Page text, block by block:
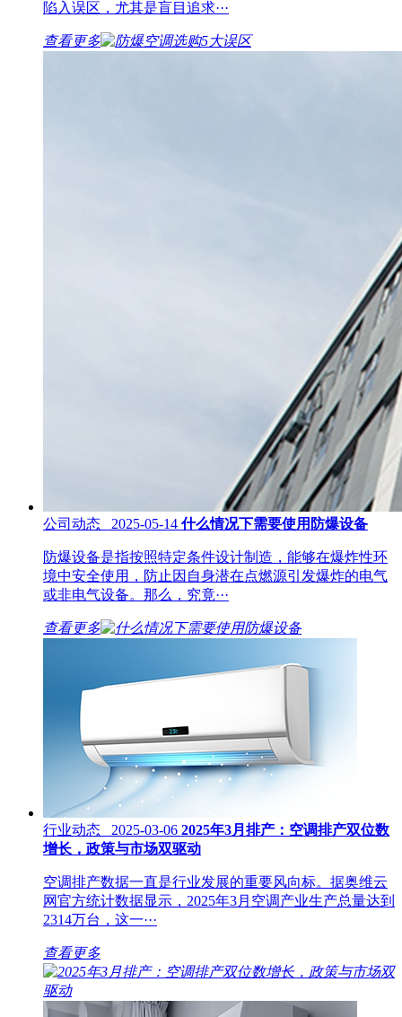
陷入误区，尤其是盲目追求···
查看更多
公司动态 2025-05-14 什么情况下需要使用防爆设备
防爆设备是指按照特定条件设计制造，能够在爆炸性环
境中安全使用，防止因自身潜在点燃源引发爆炸的电气
或非电气设备。那么，究竟···
查看更多
行业动态 2025-03-06 2025年3月排产：空调排产双位数
增长，政策与市场双驱动
空调排产数据一直是行业发展的重要风向标。据奥维云
网官方统计数据显示，2025年3月空调产业生产总量达到
2314万台，这一···
查看更多